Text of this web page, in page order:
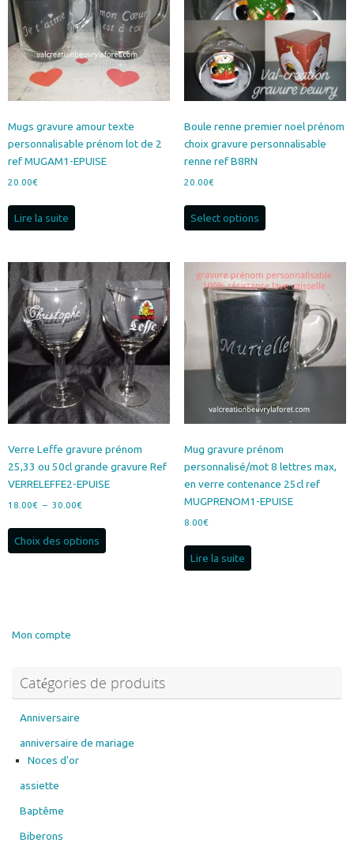
Mugs gravure amour texte
personnalisable prénom lot de 2
ref MUGAM1-EPUISE
20.00€
Lire la suite
Boule renne premier noel prénom
choix gravure personnalisable
renne ref B8RN
20.00€
Select options
Verre Leffe gravure prénom
25,33 ou 50cl grande gravure Ref
VERRELEFFE2-EPUISE
18.00€ – 30.00€
18.00€
Choix des options
choisies
sur
du
Mug gravure prénom
personnalisé/mot 8 lettres max,
en verre contenance 25cl ref
MUGPRENOM1-EPUISE
8.00€
Lire la suite
Mon compte
Catégories de produits
Anniversaire
anniversaire de mariage
Noces d'or
assiette
Baptême
Biberons